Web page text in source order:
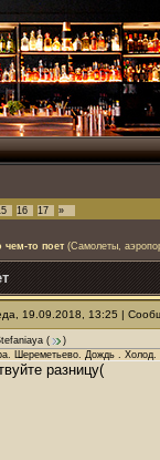
16 17 »
то поет (Самолеты,
19.09.2018, 13:25 |
(
)
Шереметьево. Дождь . Холод.
разницу(